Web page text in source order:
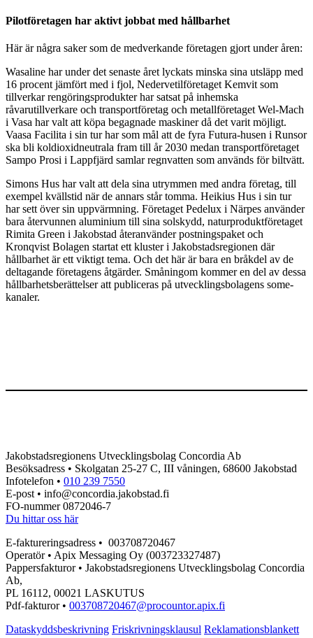
Pilotföretagen har aktivt jobbat med hållbarhet
Här är några saker som de medverkande företagen gjort under åren:
Wasaline har under det senaste året lyckats minska sina utsläpp med
16 procent jämfört med i fjol, Nedervetilföretaget Kemvit som
tillverkar rengöringsprodukter har satsat på inhemska
råvarutillverkare och transportföretag och metallföretaget Wel-Mach
i Vasa har valt att köpa begagnade maskiner då det varit möjligt.
Vaasa Facilita i sin tur har som mål att de fyra Futura-husen i Runsor
ska bli koldioxidneutrala fram till år 2030 medan transportföretaget
Sampo Prosi i Lappfjärd samlar regnvatten som används för biltvätt.
Simons Hus har valt att dela sina utrymmen med andra företag, till
exempel kvällstid när de annars står tomma. Heikius Hus i sin tur
har sett över sin uppvärmning. Företaget Pedelux i Närpes använder
bara återvunnen aluminium till sina solskydd, naturproduktföretaget
Rimita Green i Jakobstad återanvänder postningspaket och
Kronqvist Bolagen startat ett kluster i Jakobstadsregionen där
hållbarhet är ett viktigt tema. Och det här är bara en bråkdel av de
deltagande företagens åtgärder. Småningom kommer en del av dessa
hållbarhetsberättelser att publiceras på utvecklingsbolagens some-
kanaler.
Jakobstadsregionens Utvecklingsbolag Concordia Ab
Besöksadress • Skolgatan 25-27 C, III våningen, 68600 Jakobstad
Infotelefon • 010 239 7550
E-post • info@concordia.jakobstad.fi
FO-nummer 0872046-7
Du hittar oss här
E-faktureringsadress • 003708720467
Operatör • Apix Messaging Oy (003723327487)
Pappersfakturor • Jakobstadsregionens Utvecklingsbolag Concordia
Ab,
PL 16112, 00021 LASKUTUS
Pdf-fakturor • 003708720467@procountor.apix.fi
Dataskyddsbeskrivning Friskrivningsklausul Reklamationsblankett